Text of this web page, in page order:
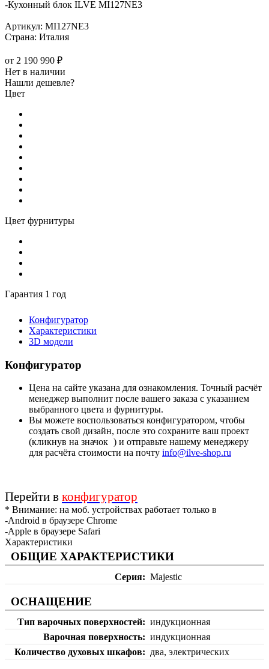
-Кухонный блок ILVE MI127NE3
Артикул: MI127NE3
Страна: Италия
от 2 190 990 ₽
Нет в наличии
Нашли дешевле?
Цвет
Цвет фурнитуры
Гарантия 1 год
Конфигуратор
Характеристики
3D модели
Конфигуратор
Цена на сайте указана для ознакомления. Точный расчёт
менеджер выполнит после вашего заказа с указанием
выбранного цвета и фурнитуры.
Вы можете воспользоваться конфигуратором, чтобы
создать свой дизайн, после это сохраните ваш проект
(кликнув на значок ) и отправьте нашему менеджеру
для расчёта стоимости на почту info@ilve-shop.ru
Перейти в конфигуратор
* Внимание: на моб. устройствах работает только в
-Android в браузере Chrome
-Apple в браузере Safari
Характеристики
ОБЩИЕ ХАРАКТЕРИСТИКИ
Серия Majestic
ОСНАЩЕНИЕ
Тип варочных поверхностей
индукционная
Варочная поверхность
индукционная
Количество духовых шкафов
два, электрических